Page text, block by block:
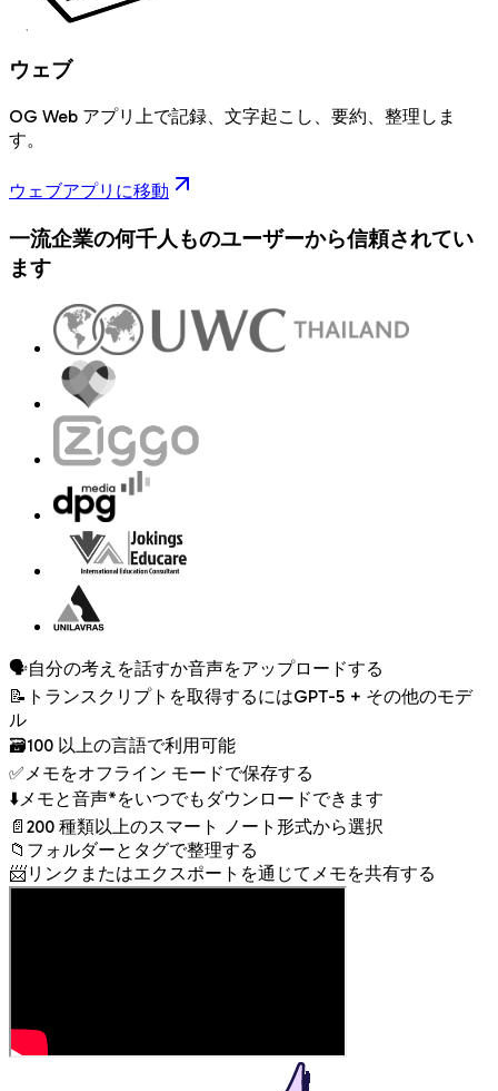
ウェブ
OG Web アプリ上で記録、文字起こし、要約、整理しま
す。
ウェブアプリに移動
一流企業の何千人ものユーザーから信頼されてい
ます
🗣️自分の考えを話すか音声をアップロードする
📝 トランスクリプトを取得するにはGPT-5 + その他のモデ
ル
🗃️100 以上の言語で利用可能
✅ メモをオフライン モードで保存する
⬇️ メモと音声*をいつでもダウンロードできます
📄 200 種類以上のスマート ノート形式から選択
📁 フォルダーとタグで整理する
📨リンクまたはエクスポートを通じてメモを共有する